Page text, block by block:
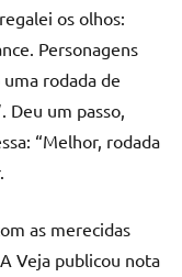
os olhos:
Personagens
rodada de
Deu um passo,
“Melhor, rodada
as merecidas
Veja publicou nota